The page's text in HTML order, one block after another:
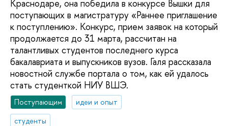
Краснодаре, она победила в конкурсе Вышки для
поступающих в магистратуру «Раннее приглашение
к поступлению». Конкурс, прием заявок на который
продолжается до 31 марта, рассчитан на
талантливых студентов последнего курса
бакалавриата и выпускников вузов. Галя рассказала
новостной службе портала о том, как ей удалось
стать студенткой НИУ ВШЭ.
Поступающим
идеи и опыт
студенты